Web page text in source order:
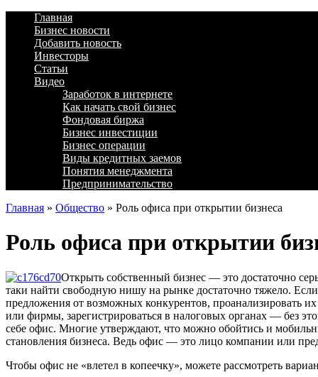
Главная
Бизнес новости
Добавить новость
Инвесторы
Статьи
Видео
Заработок в интернете
Как начать свой бизнес
Фондовая биржа
Бизнес инвестиции
Бизнес операции
Виды кредитных заемов
Понятия менеджмента
Предпринимательство
Главная » Общество » Роль офиса при открытии бизнеса
Роль офиса при открытии
Открыть собственный бизнес — это достаточно
таки найти свободную нишу на рынке достаточно тяжело. Если
предложения от возможных конкурентов, проанализировать
или фирмы, зарегистрироваться в налоговых органах — без
себе офис. Многие утверждают, что можно обойтись и
становления бизнеса. Ведь офис — это лицо компании или
Чтобы офис не «влетел в копеечку», можете рассмотреть